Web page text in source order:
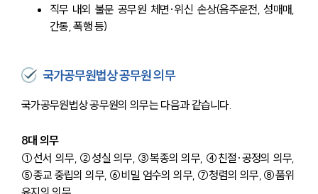
직무 내외 불문 공무원 체면·위신 손상(음주운전, 성매매,
간통, 폭행 등)
국가공무원법상 공무원 의무
국가공무원법상 공무원의 의무는 다음과 같습니다.
8대 의무
①선서 의무, ②성실 의무, ③복종의 의무, ④친절·공정의 의무,
⑤종교 중립의 의무, ⑥비밀 엄수의 의무, ⑦청렴의 의무, ⑧품위